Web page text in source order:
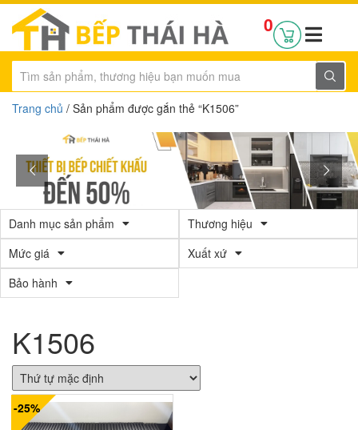
0
Trang chủ / Sản phẩm được gắn thẻ “K1506”
Danh mục sản phẩm
Thương hiệu
Mức giá
Xuất xứ
Bảo hành
K1506
-25%